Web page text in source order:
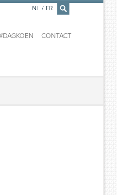
×
CONTACT
NL / FR